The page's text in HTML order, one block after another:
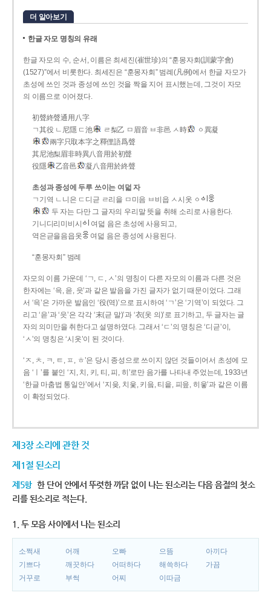
더 알아보기
한글 자모 명칭의 유래
한글 자모의 수, 순서, 이름은 최세진(崔世珍)의 “훈몽자회(訓蒙字會)
(1527)”에서 비롯한다. 최세진은 “훈몽자회” 범례(凡例)에서 한글 자모가
초성에 쓰인 것과 종성에 쓰인 것을 짝을 지어 표시했는데, 그것이 자모
의 이름으로 이어졌다.
初聲終聲通用八字
ㄱ其役 ㄴ尼隱 ㄷ池
ㄹ梨乙 ㅁ眉音 ㅂ非邑 ㅅ時
ㆁ異凝
兩字只取本字之釋俚語爲聲
其尼池梨眉非時異八音用於初聲
役隱
乙音邑 凝八音用於終聲
초성과 종성에 두루 쓰이는 여덟 자
ㄱ기역 ㄴ니은 ㄷ디귿 ㄹ리을 ㅁ미음 ㅂ비읍 ㅅ시옷 ㆁ
두 자는 다만 그 글자의 우리말 뜻을 취해 소리로 사용한다.
기니디리미비시
여덟 음은 초성에 사용되고,
역은귿을음읍옷
여덟 음은 종성에 사용된다.
“훈몽자회” 범례
자모의 이름 가운데 ‘ㄱ, ㄷ, ㅅ’의 명칭이 다른 자모의 이름과 다른 것은
한자에는 ‘윽, 읃, 읏’과 같은 발음을 가진 글자가 없기 때문이었다. 그래
서 ‘윽’은 가까운 발음인 ‘役(역)’으로 표시하여 ‘ㄱ’은 ‘기역’이 되었다. 그
리고 ‘읃’과 ‘읏’은 각각 ‘末(귿 말)’과 ‘衣(옷 의)’로 표기하고, 두 글자는 글
자의 의미만을 취한다고 설명하였다. 그래서 ‘ㄷ’의 명칭은 ‘디귿’이,
‘ㅅ’의 명칭은 ‘시옷’이 된 것이다.
‘ㅈ, ㅊ, ㅋ, ㅌ, ㅍ, ㅎ’은 당시 종성으로 쓰이지 않던 것들이어서 초성에 모
음 ‘ㅣ’를 붙인 ‘지, 치, 키, 티, 피, 히’로만 음가를 나타내 주었는데, 1933년
‘한글 마춤법 통일안’에서 ‘지읒, 치읓, 키읔, 티읕, 피읖, 히읗’과 같은 이름
이 확정되었다.
제3장 소리에 관한 것
제1절 된소리
제5항 한 단어 안에서 뚜렷한 까닭 없이 나는 된소리는 다음 음절의 첫소
리를 된소리로 적는다.
1. 두 모음 사이에서 나는 된소리
소쩍새 어깨 오빠 으뜸
아끼다
기쁘다
깨끗하다 어떠하다 해쓱하다
가끔
거꾸로
부썩 어찌 이따금